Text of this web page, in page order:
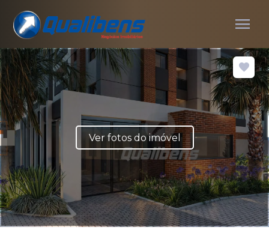
menu
Ver fotos do imóvel